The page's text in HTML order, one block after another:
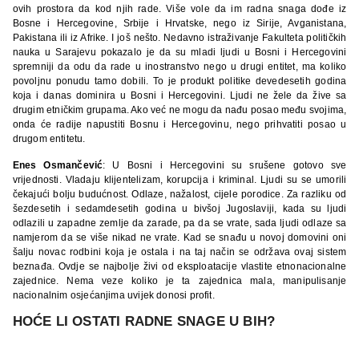
ovih prostora da kod njih rade. Više vole da im radna snaga dođe iz
Bosne i Hercegovine, Srbije i Hrvatske, nego iz Sirije, Avganistana,
Pakistana ili iz Afrike. I još nešto. Nedavno istraživanje Fakulteta političkih
nauka u Sarajevu pokazalo je da su mladi ljudi u Bosni i Hercegovini
spremniji da odu da rade u inostranstvo nego u drugi entitet, ma koliko
povoljnu ponudu tamo dobili. To je produkt politike devedesetih godina
koja i danas dominira u Bosni i Hercegovini. Ljudi ne žele da žive sa
drugim etničkim grupama. Ako već ne mogu da nađu posao među svojima,
onda će radije napustiti Bosnu i Hercegovinu, nego prihvatiti posao u
drugom entitetu.
Enes Osmančević: U Bosni i Hercegovini su srušene gotovo sve
vrijednosti. Vladaju klijentelizam, korupcija i kriminal. Ljudi su se umorili
čekajući bolju budućnost. Odlaze, nažalost, cijele porodice. Za razliku od
šezdesetih i sedamdesetih godina u bivšoj Jugoslaviji, kada su ljudi
odlazili u zapadne zemlje da zarade, pa da se vrate, sada ljudi odlaze sa
namjerom da se više nikad ne vrate. Kad se snađu u novoj domovini oni
šalju novac rodbini koja je ostala i na taj način se održava ovaj sistem
beznađa. Ovdje se najbolje živi od eksploatacije vlastite etnonacionalne
zajednice. Nema veze koliko je ta zajednica mala, manipulisanje
nacionalnim osjećanjima uvijek donosi profit.
HOĆE LI OSTATI RADNE SNAGE U BIH?